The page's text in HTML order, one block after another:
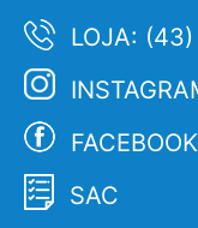
LOJA: (43)
FACEBOOK
SAC